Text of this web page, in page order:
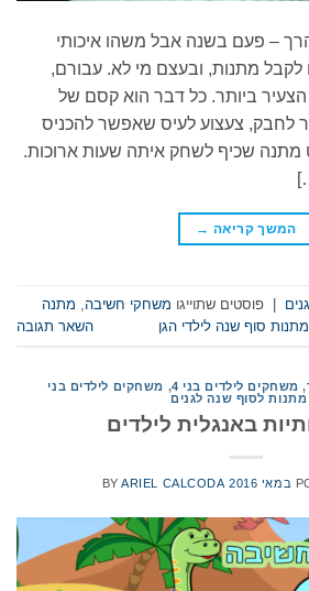
– פעם בשנה אבל משהו איכותי
לקבל מתנות, ובעצם מי לא. עבורם,
הצעיר ביותר. כל דבר הוא קסם של
צעצוע לעיס שאפשר להכניס
שכיף לשחק איתה שעות ארוכות.
המשך קריאה →
| פוסטים שתוייגו משחקי חשיבה
מתנה
מתנות סוף שנה לילדי הגן השאר תגובה
, משחקים לילדים בני 4 , משחקים לילדים בני
מתנות לסוף שנה לגנים
באנגלית לילדים
BYARIEL CALCODA